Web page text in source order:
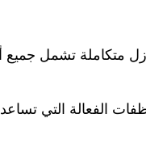
متكاملة تشمل جميع
الفعالة التي تساعد